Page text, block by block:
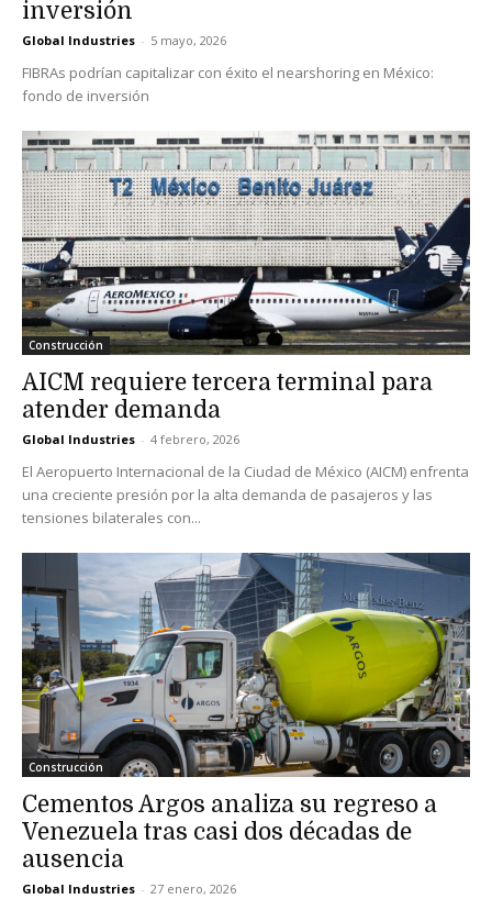
inversión
Global Industries - 5 mayo, 2026
FIBRAs podrían capitalizar con éxito el nearshoring en México:
fondo de inversión
Construcción
AICM requiere tercera terminal para
atender demanda
Global Industries - 4 febrero, 2026
El Aeropuerto Internacional de la Ciudad de México (AICM) enfrenta
una creciente presión por la alta demanda de pasajeros y las
tensiones bilaterales con...
Construcción
Cementos Argos analiza su regreso a
Venezuela tras casi dos décadas de
ausencia
Global Industries - 27 enero, 2026